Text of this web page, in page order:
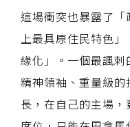
這場衝突也暴露了
上最具原住民特色
緣化」。一個最諷
精神領袖、重量級
長，在自己的主場，